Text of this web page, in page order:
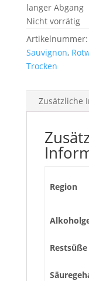
langer Abgang
Nicht vorrätig
Artikelnummer:
Sauvignon,
Trocken
Zusätzliche
Region
Restsüße